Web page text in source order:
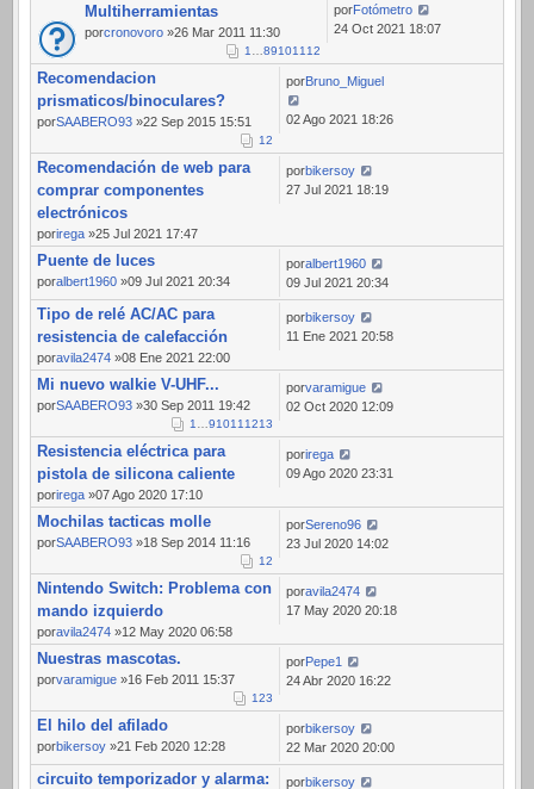
Multiherramientas
porcronovoro »26 Mar 2011 11:30
1 891011 12
porFotómetro
24 Oct 2021 18:07
Recomendacion
prismaticos/binoculares?
porSAABERO93 »22 Sep 2015 15:51
12
porBruno_Miguel
02 Ago 2021 18:26
Recomendación de web para
comprar componentes
electrónicos
porirega »25 Jul 2021 17:47
porbikersoy
27 Jul 2021 18:19
Puente de luces
poralbert1960 »09 Jul 2021 20:34
poralbert1960
09 Jul 2021 20:34
Tipo de relé AC/AC para
resistencia de calefacción
poravila2474 »08 Ene 2021 22:00
porbikersoy
11 Ene 2021 20:58
Mi nuevo walkie V-UHF...
porSAABERO93 »30 Sep 2011 19:42
1 91011 1213
porvaramigue
02 Oct 2020 12:09
Resistencia eléctrica para
pistola de silicona caliente
porirega »07 Ago 2020 17:10
porirega
09 Ago 2020 23:31
Mochilas tacticas molle
porSAABERO93 »18 Sep 2014 11:16
12
porSereno96
23 Jul 2020 14:02
Nintendo Switch: Problema con
mando izquierdo
poravila2474 »12 May 2020 06:58
poravila2474
17 May 2020 20:18
Nuestras mascotas.
porvaramigue »16 Feb 2011 15:37
123
porPepe1
24 Abr 2020 16:22
El hilo del afilado
porbikersoy »21 Feb 2020 12:28
porbikersoy
22 Mar 2020 20:00
circuito temporizador y alarma: porbikersoy